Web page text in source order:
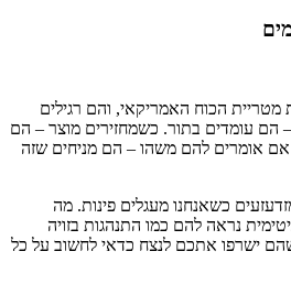
הכוח האמריקאי, והם רגילים
הם עומדים בתור. כשמחזירים מוצר – הם
אומרים להם משהו – הם מניחים שזה
כשאנחנו מעגלים פינות. מה
נראה להם כמו התנהגות בזויה
ישרפו אתכם לנצח כדאי לחשוב על כל